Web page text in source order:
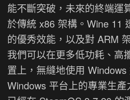
能不斷突破，未來的終端運
於傳統 x86 架構。Wine 11
的優秀效能，以及對 ARM
我們可以在更多低功耗、高
置上，無縫地使用
Windows 平台上的專業生